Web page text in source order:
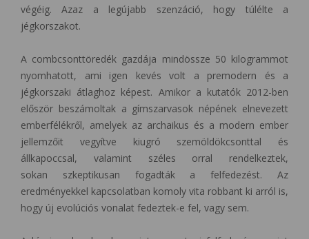
végéig. Azaz a legújabb szenzáció, hogy túlélte a
jégkorszakot.
A combcsonttöredék gazdája mindössze 50 kilogrammot
nyomhatott, ami igen kevés volt a premodern és a
jégkorszaki átlaghoz képest. Amikor a kutatók 2012-ben
először beszámoltak a gímszarvasok népének elnevezett
emberfélékről, amelyek az archaikus és a modern ember
jellemzőit vegyítve kiugró szemöldökcsonttal és
állkapoccsal, valamint széles orral rendelkeztek,
sokan szkeptikusan fogadták a felfedezést. Az
eredményekkel kapcsolatban komoly vita robbant ki arról is,
hogy új evolúciós vonalat fedeztek-e fel, vagy sem.